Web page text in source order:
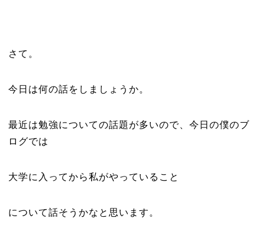
さて。
今日は何の話をしましょうか。
最近は勉強についての話題が多いので、今日の僕のブ
ログでは
大学に入ってから私がやっていること
について話そうかなと思います。